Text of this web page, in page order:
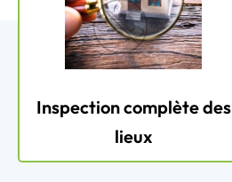
Inspection complète des
lieux